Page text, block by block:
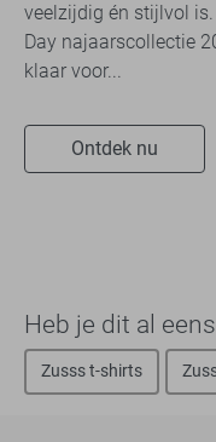
veelzijdig én stijlvol
Day najaarscollectie
klaar voor...
Ontdek nu
Heb je dit al
Zusss t-shirts